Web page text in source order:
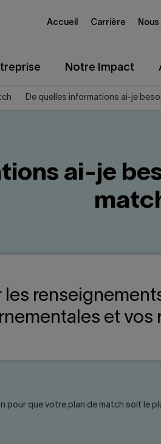
Notre Impact
Accueil Carrière
De quelles informations ai-je
ai-je
les
et vos
pour que votre plan de match soit le